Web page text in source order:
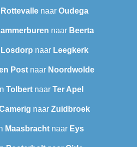
Rottevalle naar Oudega
naar Beerta
Losdorp naar Leegkerk
Post naar Noordwolde
Tolbertnaar Ter Apel
naar Zuidbroek
Maasbracht naar Eys